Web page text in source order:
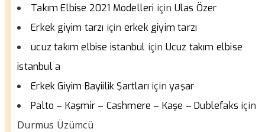
Takım Elbise 2021 Modelleri için Ulas Özer
Erkek giyim tarzı için erkek giyim tarzı
ucuz takım elbise istanbul için Ucuz takım elbise
istanbul a
Erkek Giyim Bayiilik Şartları içinyaşar
Palto – Kaşmir – Cashmere – Kaşe – Dublefaks için
Durmus Üzümcü